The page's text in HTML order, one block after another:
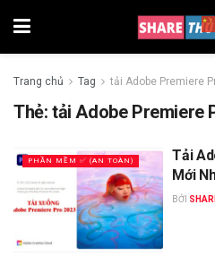
Trang chủ Tag tải Adobe Premiere
Thẻ:tải Adobe Premiere
PHẦN MỀM ✅ (AN TOÀN)
Tải
Mới
BỞI